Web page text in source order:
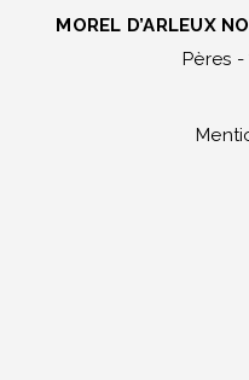
MOREL D’ARLEUX
Pères -